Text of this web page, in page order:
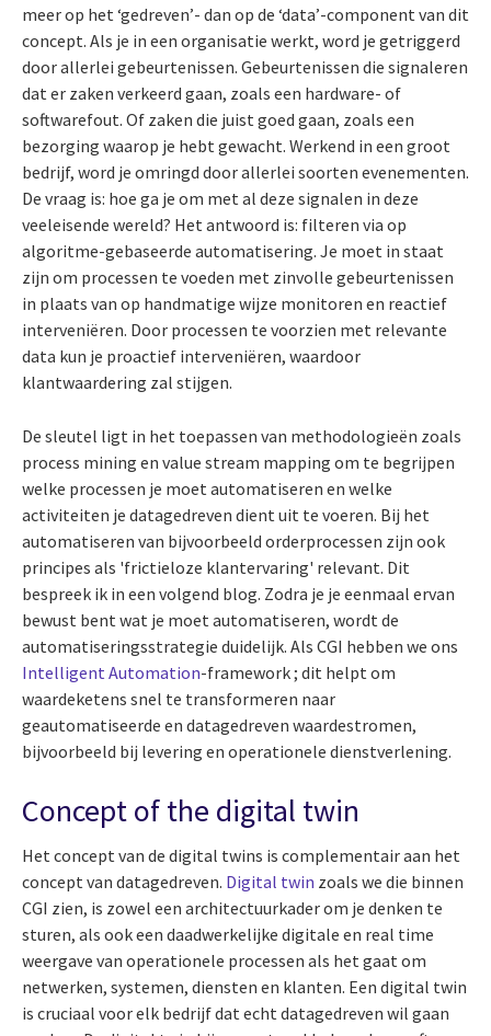
meer op het ‘gedreven’- dan op de ‘data’-component van dit
concept. Als je in een organisatie werkt, word je getriggerd
door allerlei gebeurtenissen. Gebeurtenissen die signaleren
dat er zaken verkeerd gaan, zoals een hardware- of
softwarefout. Of zaken die juist goed gaan, zoals een
bezorging waarop je hebt gewacht. Werkend in een groot
bedrijf, word je omringd door allerlei soorten evenementen.
De vraag is: hoe ga je om met al deze signalen in deze
veeleisende wereld? Het antwoord is: filteren via op
algoritme-gebaseerde automatisering. Je moet in staat
zijn om processen te voeden met zinvolle gebeurtenissen
in plaats van op handmatige wijze monitoren en reactief
interveniëren. Door processen te voorzien met relevante
data kun je proactief interveniëren, waardoor
klantwaardering zal stijgen.
De sleutel ligt in het toepassen van methodologieën zoals
process mining en value stream mapping om te begrijpen
welke processen je moet automatiseren en welke
activiteiten je datagedreven dient uit te voeren. Bij het
automatiseren van bijvoorbeeld orderprocessen zijn ook
principes als 'frictieloze klantervaring' relevant. Dit
bespreek ik in een volgend blog. Zodra je je eenmaal ervan
bewust bent wat je moet automatiseren, wordt de
automatiseringsstrategie duidelijk. Als CGI hebben we ons
Intelligent Automation-framework ; dit helpt om
waardeketens snel te transformeren naar
geautomatiseerde en datagedreven waardestromen,
bijvoorbeeld bij levering en operationele dienstverlening.
Concept of the digital twin
Het concept van de digital twins is complementair aan het
concept van datagedreven. Digital twin zoals we die binnen
CGI zien, is zowel een architectuurkader om je denken te
sturen, als ook een daadwerkelijke digitale en real time
weergave van operationele processen als het gaat om
netwerken, systemen, diensten en klanten. Een digital twin
is cruciaal voor elk bedrijf dat echt datagedreven wil gaan